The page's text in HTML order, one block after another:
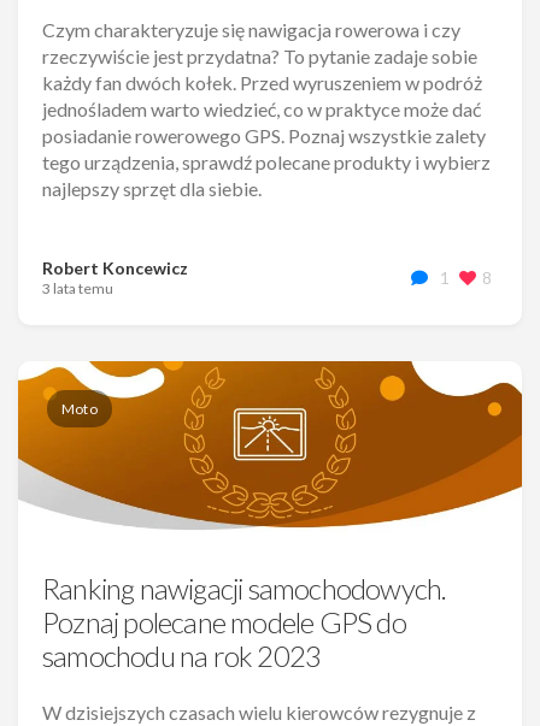
Czym charakteryzuje się nawigacja rowerowa i czy
rzeczywiście jest przydatna? To pytanie zadaje sobie
każdy fan dwóch kołek. Przed wyruszeniem w podróż
jednośladem warto wiedzieć, co w praktyce może dać
posiadanie rowerowego GPS. Poznaj wszystkie zalety
tego urządzenia, sprawdź polecane produkty i wybierz
najlepszy sprzęt dla siebie.
Robert Koncewicz
3 lata temu
1 8
Moto
Ranking nawigacji samochodowych.
Poznaj polecane modele GPS do
samochodu na rok 2023
W dzisiejszych czasach wielu kierowców rezygnuje z